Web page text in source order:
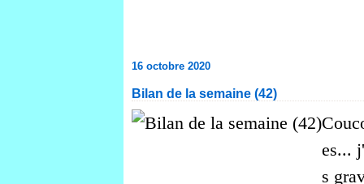
16 octobre 2020
Bilan de la semaine (42)
es...
s